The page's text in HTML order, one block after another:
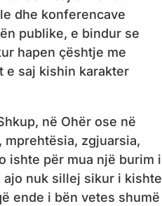
dhe konferencave
publike, e bindur se
hapen çështje me
e saj kishin karakter
në Ohër ose në
zgjuarsia,
ishte për mua një burim i
ajo nuk sillej sikur i kishte
ende i bën vetes shumë